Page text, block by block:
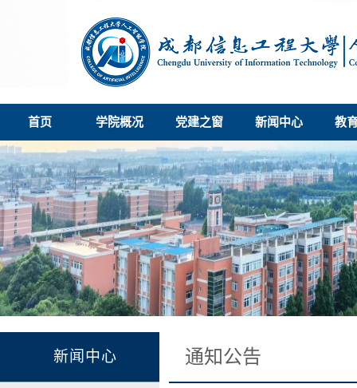
首页 学院概况 党建之窗 新闻中心 教
新闻中心 通知公告